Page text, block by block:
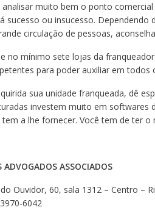
muito bem o ponto
sucesso ou insucesso.
circulação de pessoas,
no mínimo sete lojas da
para poder auxiliar em todos
sua unidade franqueada, dê
investem muito em softwares
a lhe fornecer. Você tem de ter
ADVOGADOS ASSOCIADOS
Ouvidor, 60, sala 1312 – Centro –
6042